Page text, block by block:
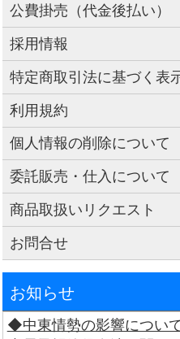
公費掛売（代金後払い）
採用情報
特定商取引法に基づく表
利用規約
個人情報の削除について
委託販売・仕入について
商品取扱いリクエスト
お問合せ
お知らせ
◆中東情勢の影響につい